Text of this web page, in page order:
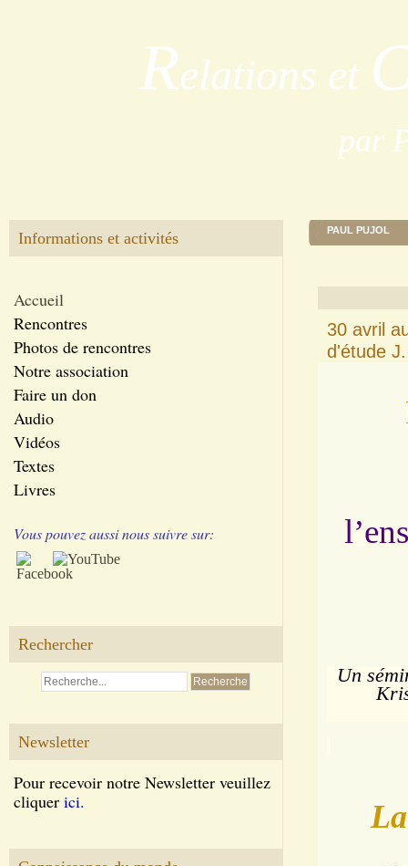
Relations et
par
Informations et activités
Accueil
Rencontres
Photos de rencontres
Notre association
Faire un don
Audio
Vidéos
Textes
Livres
Vous pouvez aussi nous suivre sur:
Rechercher
Newsletter
Pour recevoir notre Newsletter veuillez
cliquer ici.
PAUL PUJOL
30 avril
d'étude
Un